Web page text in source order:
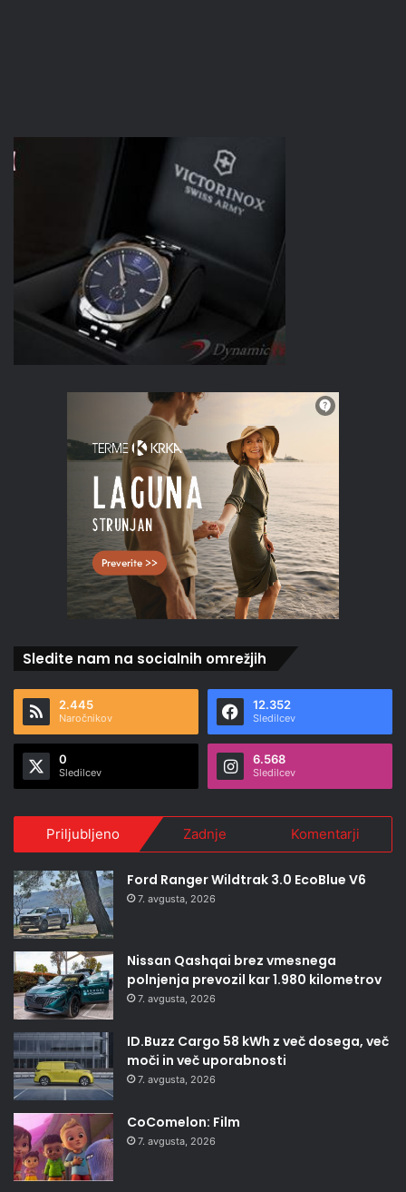
Sledite nam na socialnih omrežjih
2.445
Naročnikov
12.352
Sledilcev
0
Sledilcev
6.568
Sledilcev
Priljubljeno Zadnje Komentarji
Ford Ranger Wildtrak 3.0 EcoBlue V6
7. avgusta, 2026
Nissan Qashqai brez vmesnega
polnjenja prevozil kar 1.980 kilometrov
7. avgusta, 2026
ID.Buzz Cargo 58 kWh z več dosega, več
moči in več uporabnosti
7. avgusta, 2026
CoComelon: Film
7. avgusta, 2026